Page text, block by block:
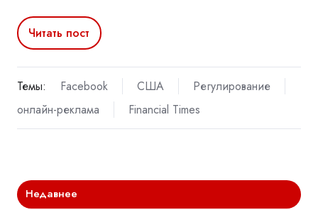
Читать пост
Темы: Facebook США
Регулирование
онлайн-реклама
Financial Times
Недавнее